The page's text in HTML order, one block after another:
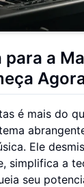
para a
é mais do
Ele
simplifica a
seu